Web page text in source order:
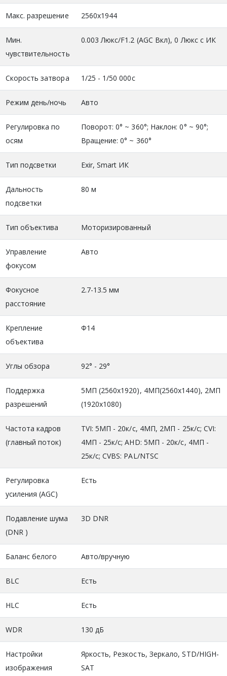
Макс. разрешение 2560х1944
Мин.
чувствительность
0.003 Люкс/F1.2 (AGC Вкл), 0 Люкс с ИК
Скорость затвора 1/25 - 1/50 000с
Режим день/ночь Авто
Регулировка по
осям
Поворот: 0° ~ 360°; Наклон: 0° ~ 90°;
Вращение: 0° ~ 360°
Тип подсветки Exir, Smart ИК
Дальность
подсветки
80 м
Тип объектива Моторизированный
Управление
фокусом
Авто
Фокусное
расстояние
2.7-13.5 мм
Крепление
объектива
Ф14
Углы обзора 92° - 29°
Поддержка
разрешений
5MП (2560x1920), 4МП(2560х1440), 2МП
(1920x1080)
Частота кадров
(главный поток)
TVI: 5МП - 20к/с, 4МП, 2МП - 25к/с; CVI:
4МП - 25к/с; AHD: 5МП - 20к/с, 4МП -
25к/с; CVBS: PAL/NTSC
Регулировка
усиления (AGC)
Есть
Подавление шума
(DNR )
3D DNR
Баланс белого Авто/вручную
BLC Есть
HLC Есть
WDR 130 дБ
Настройки
изображения
Яркость, Резкость, Зеркало, STD/HIGH-
SAT